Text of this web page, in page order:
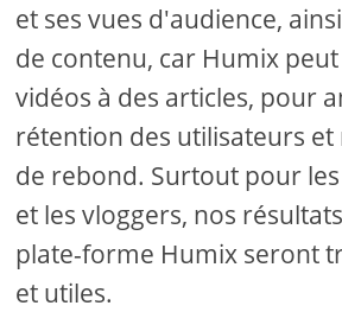
et ses vues d'audience,
de contenu, car Humix
vidéos à des articles, pour
rétention des utilisateurs
de rebond. Surtout pour
et les vloggers, nos
plate-forme Humix seront
et utiles.